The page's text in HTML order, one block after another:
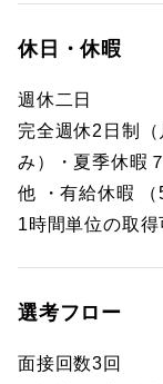
休日・休暇
週休二日
完全週休2日制
み）・夏季休暇
他 ・有給休暇
1時間単位の取得
選考フロー
面接回数3回